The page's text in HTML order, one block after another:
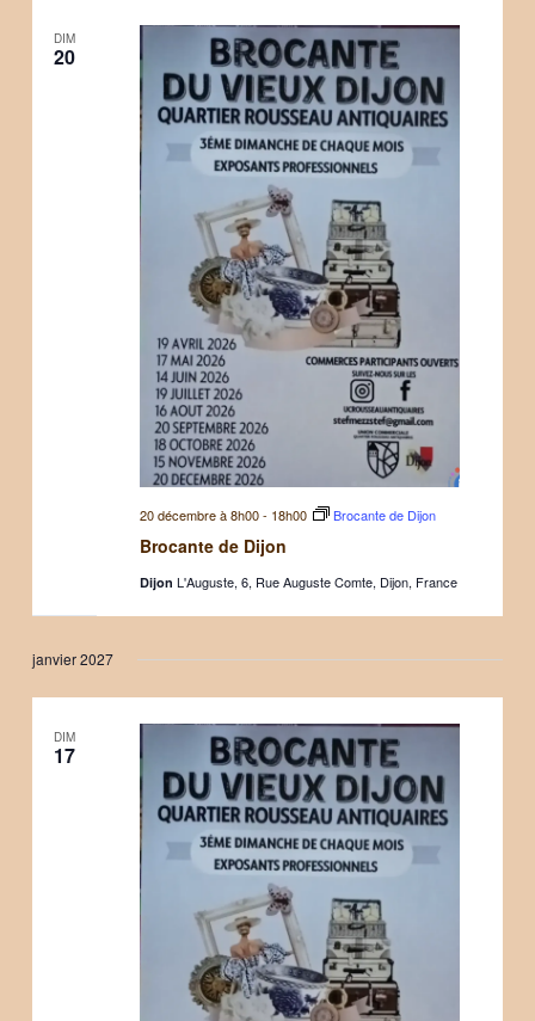
DIM
20
Brocante de Dijon
20 décembre à 8h00- 18h00 Brocante de Dijon
Dijon L'Auguste, 6, Rue Auguste Comte, Dijon, France
janvier 2027
DIM
17